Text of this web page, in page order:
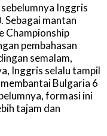
Inggris
Sebagai mantan
Championship
pembahasan
semalam,
Inggris selalu tampil
Bulgaria 6
formasi ini
tajam dan